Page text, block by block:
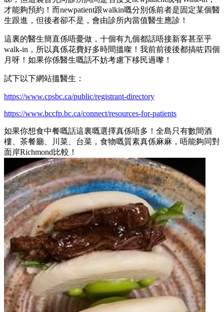
才能夠預約！而newpatient跟walkin嘅分別係前者是固定某個醫
生跟進，但後者卻不是，會由診所內當值醫生應診！
這裏的醫生簡直係唔憂做，十個有九個都話唔接新客甚至乎
walk-in，所以真係花費好多時間搵㗎！我前前後後都搞咗四個
月呀！如果你係醫生嘅話不妨考慮下移民過嚟！
試下以下網站搵醫生：
https://www.cpsbc.ca/public/registrant-directory
https://www.bccfp.bc.ca/connect/resources-for-patients
如果你想食中餐嘅話這裏嘅選擇真係唔多！全島只有數間酒
樓、茶餐廳、川菜、台菜，食物嘅質素真係麻麻，唔能夠同對
面岸Richmond比較！